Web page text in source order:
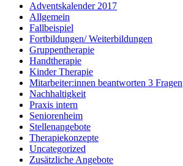
Adventskalender 2017
Allgemein
Fallbeispiel
Fortbildungen/ Weiterbildungen
Gruppentherapie
Handtherapie
Kinder Therapie
Mitarbeiter:innen beantworten 3 Fragen
Nachhaltigkeit
Praxis intern
Seniorenheim
Stellenangebote
Therapiekonzepte
Uncategorized
Zusätzliche Angebote